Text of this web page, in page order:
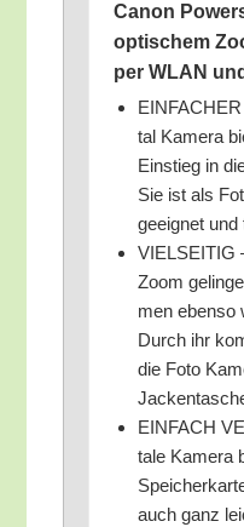
Canon
opti­schem
per WLAN
tal Kame­ra
Ein­stieg in
Sie ist als
geeig­net
VIELSEITIG
Zoom
men eben­so
Durch ihr
die Foto
EINFACH
ta­le Kame­ra
auch ganz